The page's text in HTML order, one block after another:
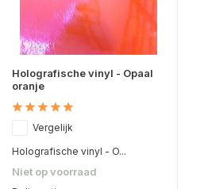
Holografische vinyl - Opaal
oranje
Vergelijk
Holografische vinyl - O...
Niet op voorraad